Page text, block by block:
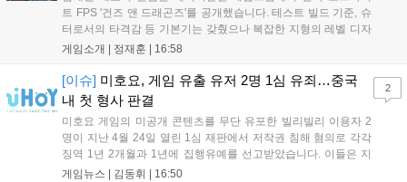
트 FPS '건즈 앤 드래곤즈'를 공개했습니다. 테스트 빌드 기준, 슈
터로서의 타격감 등 기본기는 갖췄으나 복잡한 지형의 레벨 디자
인은 개선이 필요해 보입니다. 또한, 성장 트랙의 과도한 분절과
요구됩니다. 개발사는 향후 캐릭터 추가 등을 통해 게임성을 다듬
어 경쟁력을 확보할 계획입니다....
게임소개 | 정재훈 16:58
[이슈] 미호요, 게임 유출 유저 2명 1심 유죄…중국
내 첫 형사 판결
미호요 게임의 미공개 콘텐츠를 무단 유포한 빌리빌리 이용자 2
명이 지난 4월 24일 열린 1심 재판에서 저작권 침해 혐의로 각각
징역 1년 2개월과 1년에 집행유예를 선고받았습니다. 이들은 지
난해 7월부터 원신 등 주요 게임의 영상을 유포해 60만 회 이상의
게임뉴스 | 김동휘 16:50
2